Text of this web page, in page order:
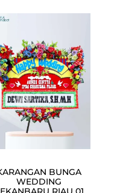
BUNGA
WEDDING
was:
is:
Rp1.250.000.